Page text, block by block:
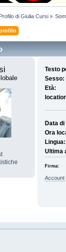
Profilo di Giulia Cursi»
Testo
Sesso:
Età:
Data
Ora
Lingua:
Ultima
Firma:
Account